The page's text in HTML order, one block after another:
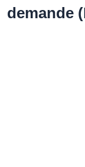
demande